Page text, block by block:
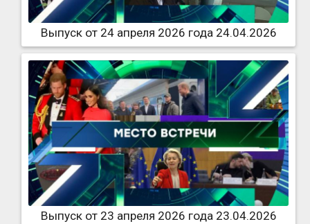
Выпуск от 24 апреля 2026 года 24.04.2026
Выпуск от 23 апреля 2026 года 23.04.2026